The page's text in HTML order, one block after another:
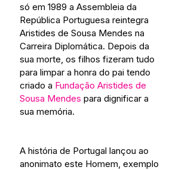
só em 1989 a Assembleia da
República Portuguesa reintegra
Aristides de Sousa Mendes na
Carreira Diplomática. Depois da
sua morte, os filhos fizeram tudo
para limpar a honra do pai tendo
criado a Fundação Aristides de
Sousa Mendes para dignificar a
sua memória.
A história de Portugal lançou ao
anonimato este Homem, exemplo